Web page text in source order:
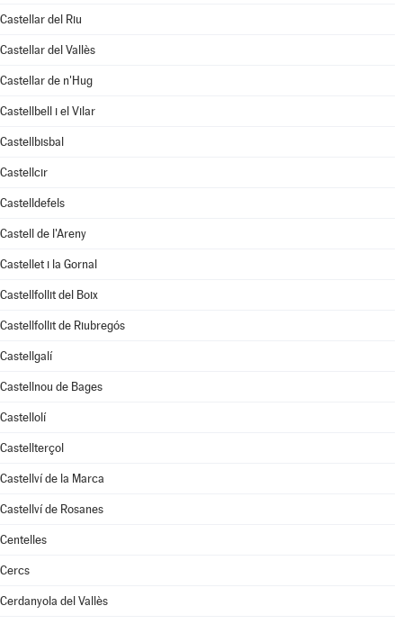
Castellar del Riu
Castellar del Vallès
Castellar de n'Hug
Castellbell i el Vilar
Castellbisbal
Castellcir
Castelldefels
Castell de l'Areny
Castellet i la Gornal
Castellfollit del Boix
Castellfollit de Riubregós
Castellgalí
Castellnou de Bages
Castellolí
Castellterçol
Castellví de la Marca
Castellví de Rosanes
Centelles
Cercs
Cerdanyola del Vallès